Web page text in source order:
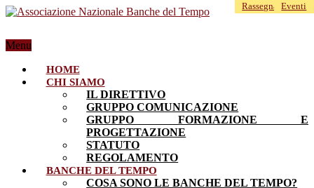
Menu
HOME
CHI SIAMO
IL DIRETTIVO
GRUPPO COMUNICAZIONE
GRUPPO FORMAZIONE E
PROGETTAZIONE
STATUTO
REGOLAMENTO
BANCHE DEL TEMPO
COSA SONO LE BANCHE DEL TEMPO?
Rassegna stampa
Rassegna stampa
Eventi